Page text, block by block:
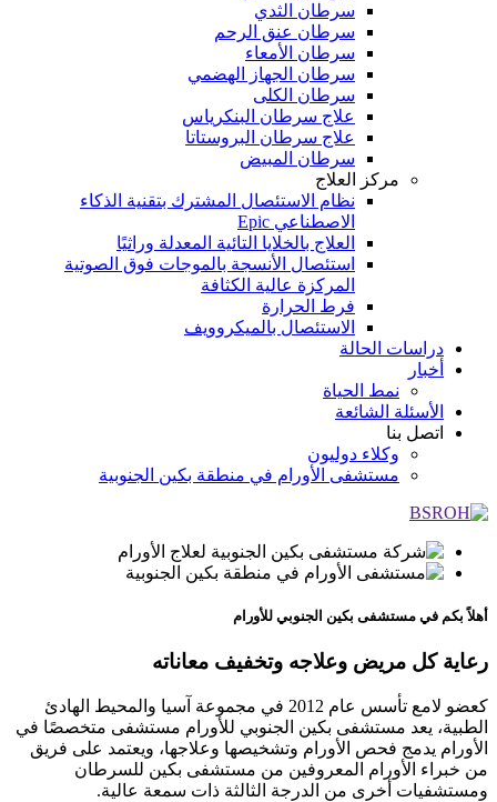
سرطان الثدي
سرطان عنق الرحم
سرطان الأمعاء
سرطان الجهاز الهضمي
سرطان الكلى
علاج سرطان البنكرياس
علاج سرطان البروستاتا
سرطان المبيض
مركز العلاج
نظام الاستئصال المشترك بتقنية الذكاء
الاصطناعي Epic
العلاج بالخلايا التائية المعدلة وراثيًا
استئصال الأنسجة بالموجات فوق الصوتية
المركزة عالية الكثافة
فرط الحرارة
الاستئصال بالميكروويف
دراسات الحالة
أخبار
نمط الحياة
الأسئلة الشائعة
اتصل بنا
وكلاء دوليون
مستشفى الأورام في منطقة بكين الجنوبية
أهلاً بكم في مستشفى بكين الجنوبي للأورام
رعاية كل مريض وعلاجه وتخفيف معاناته
كعضو لامع تأسس عام 2012 في مجموعة آسيا والمحيط الهادئ
الطبية، يعد مستشفى بكين الجنوبي للأورام مستشفى متخصصًا في
الأورام يدمج فحص الأورام وتشخيصها وعلاجها، ويعتمد على فريق
من خبراء الأورام المعروفين من مستشفى بكين للسرطان
ومستشفيات أخرى من الدرجة الثالثة ذات سمعة عالية.